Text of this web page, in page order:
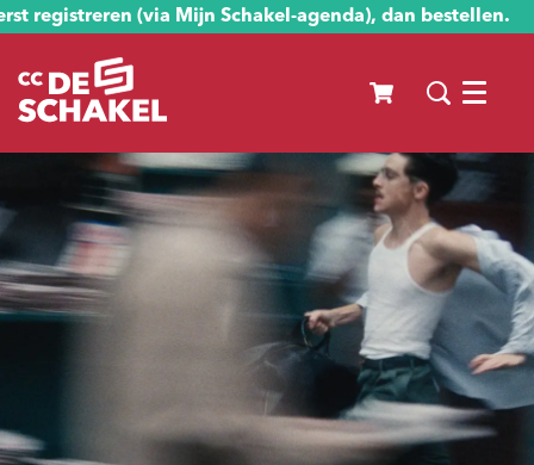
registreren (via Mijn Schakel-agenda), dan bestellen.
Menu